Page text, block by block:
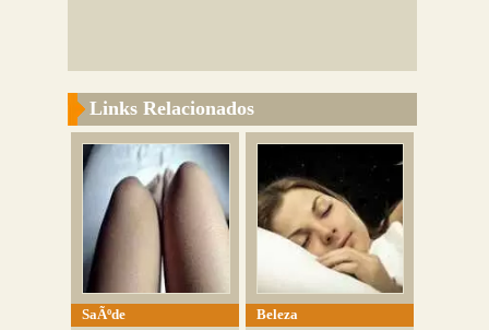
Links Relacionados
SaÃºde
Beleza